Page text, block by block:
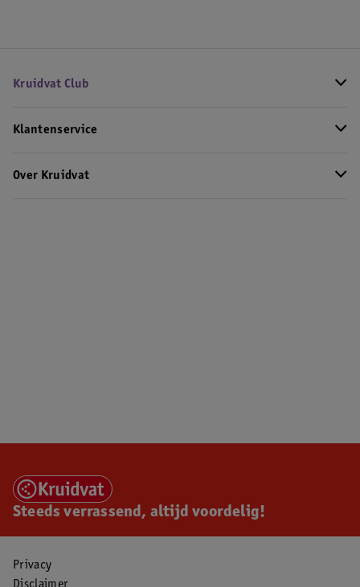
Kruidvat Club
Klantenservice
Over Kruidvat
Steeds verrassend, altijd voordelig!
Privacy